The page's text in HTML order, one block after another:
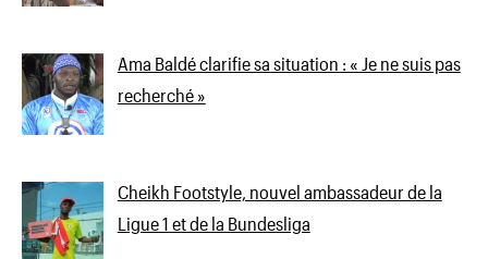
Ama Baldé clarifie sa situation : « Je ne suis pas
recherché »
Cheikh Footstyle, nouvel ambassadeur de la
Ligue 1 et de la Bundesliga